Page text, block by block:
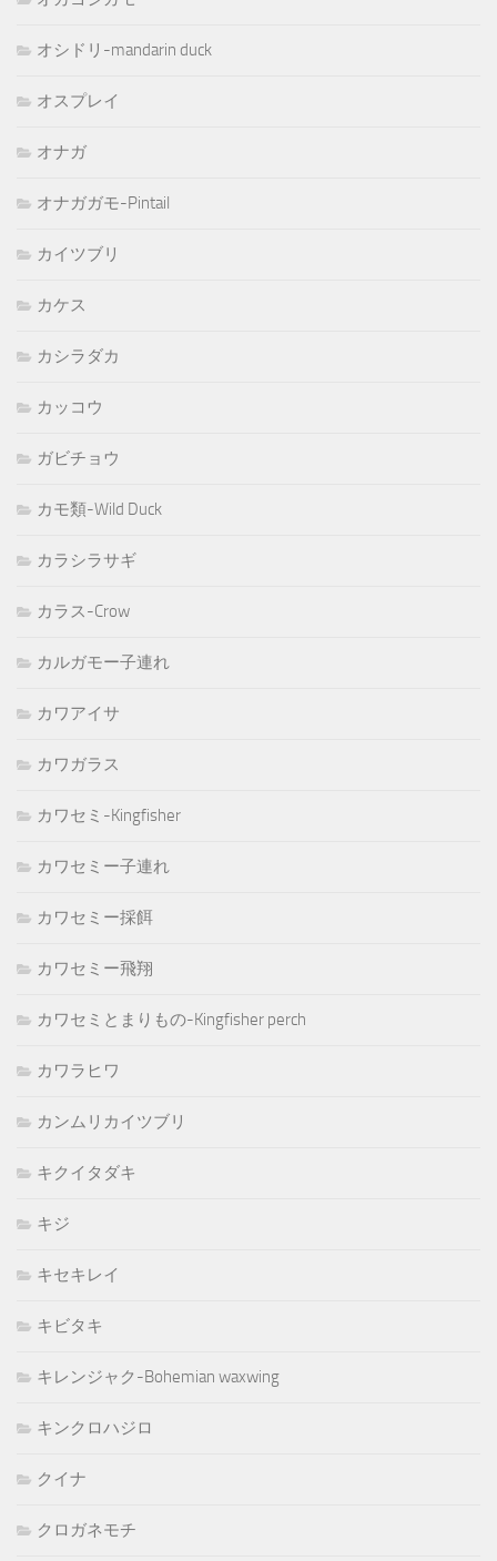
オシドリ-mandarin duck
オスプレイ
オナガ
オナガガモ-Pintail
カイツブリ
カケス
カシラダカ
カッコウ
ガビチョウ
カモ類-Wild Duck
カラシラサギ
カラス-Crow
カルガモー子連れ
カワアイサ
カワガラス
カワセミ-Kingfisher
カワセミー子連れ
カワセミー採餌
カワセミー飛翔
カワセミとまりもの-Kingfisher perch
カワラヒワ
カンムリカイツブリ
キクイタダキ
キジ
キセキレイ
キビタキ
キレンジャク-Bohemian waxwing
キンクロハジロ
クイナ
クロガネモチ